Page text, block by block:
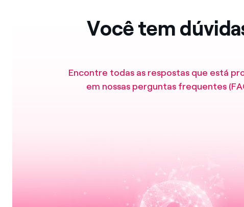
Você tem
Encontre todas as respostas que está
em nossas perguntas frequentes